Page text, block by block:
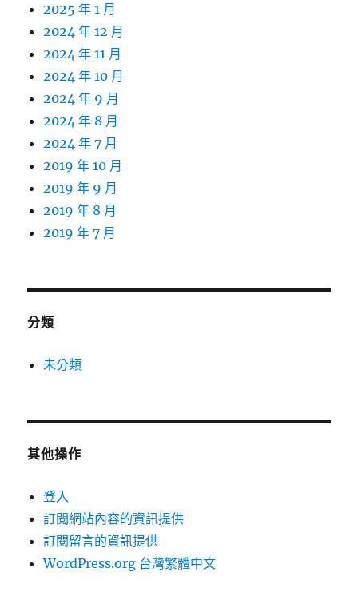
2025 年 1 月
2024 年 12 月
2024 年 11 月
2024 年 10 月
2024 年 9 月
2024 年 8 月
2024 年 7 月
2019 年 10 月
2019 年 9 月
2019 年 8 月
2019 年 7 月
分類
未分類
其他操作
登入
訂閱網站內容的資訊提供
訂閱留言的資訊提供
WordPress.org 台灣繁體中文